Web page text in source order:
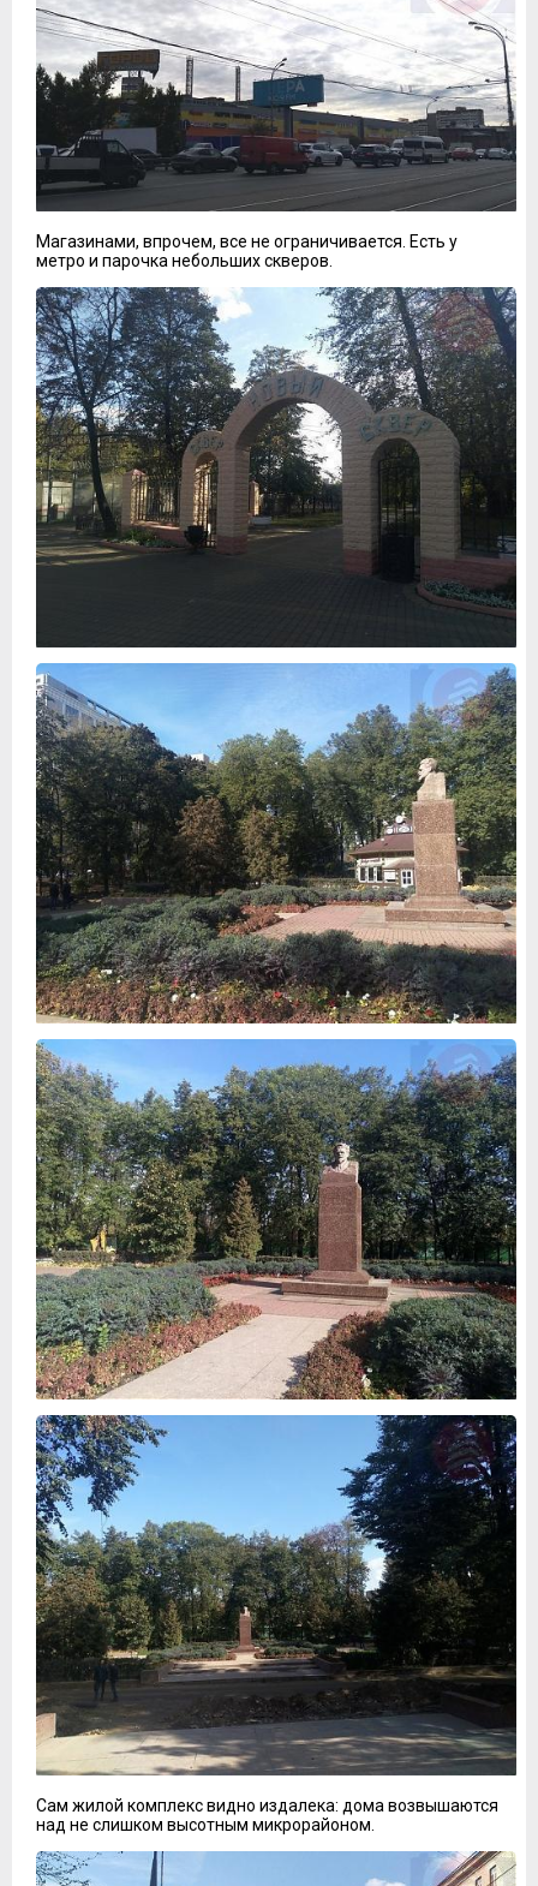
Магазинами, впрочем, все не ограничивается. Есть у
метро и парочка небольших скверов.
Сам жилой комплекс видно издалека: дома возвышаются
над не слишком высотным микрорайоном.